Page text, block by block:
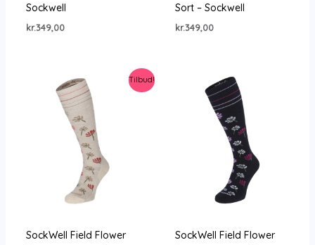
Sockwell
kr.349,00
Sort – Sockwell
kr.349,00
Tilbud!
SockWell Field Flower
SockWell Field Flower